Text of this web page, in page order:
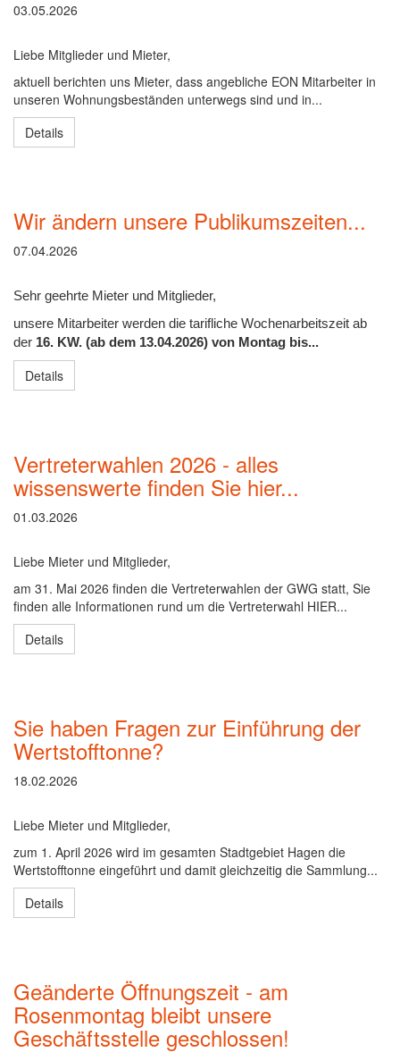
03.05.2026
Liebe Mitglieder und Mieter,
aktuell berichten uns Mieter, dass angebliche EON Mitarbeiter in
unseren Wohnungsbeständen unterwegs sind und in...
Details
Wir ändern unsere Publikumszeiten...
07.04.2026
Sehr geehrte Mieter und Mitglieder,
unsere Mitarbeiter werden die tarifliche Wochenarbeitszeit ab
der 16. KW. (ab dem 13.04.2026) von Montag bis...
Details
Vertreterwahlen 2026 - alles
wissenswerte finden Sie hier...
01.03.2026
Liebe Mieter und Mitglieder,
am 31. Mai 2026 finden die Vertreterwahlen der GWG statt, Sie
finden alle Informationen rund um die Vertreterwahl HIER...
Details
Sie haben Fragen zur Einführung der
Wertstofftonne?
18.02.2026
Liebe Mieter und Mitglieder,
zum 1. April 2026 wird im gesamten Stadtgebiet Hagen die
Wertstofftonne eingeführt und damit gleichzeitig die Sammlung...
Details
Geänderte Öffnungszeit - am
Rosenmontag bleibt unsere
Geschäftsstelle geschlossen!